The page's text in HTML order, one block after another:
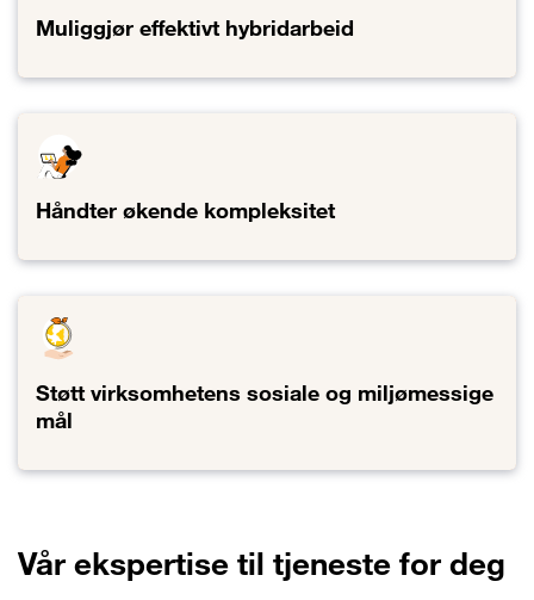
Muliggjør effektivt hybridarbeid
Håndter økende kompleksitet
Støtt virksomhetens sosiale og miljømessige
mål
Vår ekspertise til tjeneste for deg